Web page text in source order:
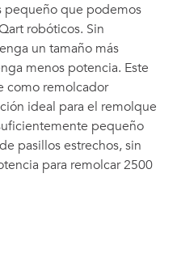
pequeño que podemos
robóticos. Sin
un tamaño más
menos potencia. Este
como remolcador
ideal para el remolque
pequeño
pasillos estrechos, sin
para remolcar 2500